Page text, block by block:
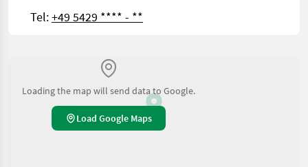
Tel:+49 5429 **** - **
Loading the map will send data to Google.
Load Google Maps